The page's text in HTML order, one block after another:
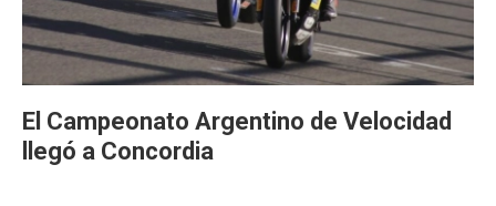
El Campeonato Argentino de Velocidad
llegó a Concordia